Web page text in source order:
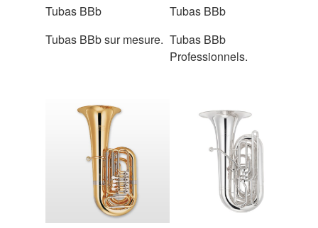
Tubas BBb
Tubas BBb sur mesure.
Tubas BBb
Tubas BBb
Professionnels.